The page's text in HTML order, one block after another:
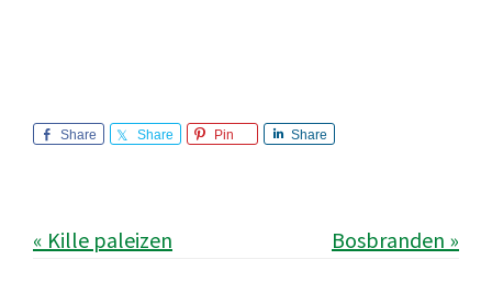
Share Share Pin Share
« Kille paleizen Bosbranden »